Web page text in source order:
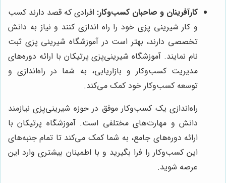
کارآفرینان و صاحبان کسب‌وکار: افرادی که قصد دارند کسب
و کار شیرینی پزی خود را راه اندازی کنند و نیاز به دانش
تخصصی دارند، بهتر است در آموزشگاه شیرینی پزی ثبت
نام نمایند. آموزشگاه شیرینی‌پزی پرتیکان با ارائه دوره‌های
مدیریت کسب‌وکار و بازاریابی، به شما در راه‌اندازی و
توسعه کسب‌وکار خود کمک می‌کند.
راه‌اندازی یک کسب‌وکار موفق در حوزه شیرینی‌پزی نیازمند
دانش و مهارت‌های مختلفی است. آموزشگاه پرتیکان با
ارائه دوره‌های جامع، به شما کمک می‌کند تا تمام جنبه‌های
این کسب‌وکار را فرا بگیرید و با اطمینان بیشتری وارد این
عرصه شوید.